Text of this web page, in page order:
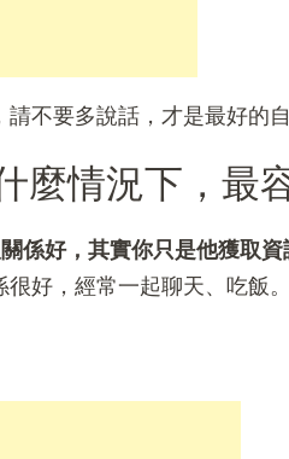
不要多說話，才是最好的自
麼情況下，最
係好，其實你只是他獲取
好，經常一起聊天、吃飯